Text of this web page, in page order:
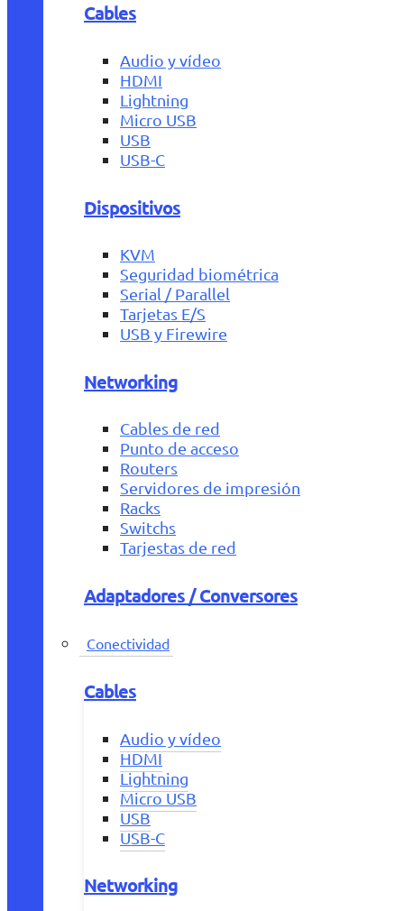
Cables
Audio y vídeo
HDMI
Lightning
Micro USB
USB
USB-C
Dispositivos
KVM
Seguridad biométrica
Serial / Parallel
Tarjetas E/S
USB y Firewire
Networking
Cables de red
Punto de acceso
Routers
Servidores de impresión
Racks
Switchs
Tarjestas de red
Adaptadores / Conversores
Conectividad
Cables
Audio y vídeo
HDMI
Lightning
Micro USB
USB
USB-C
Networking